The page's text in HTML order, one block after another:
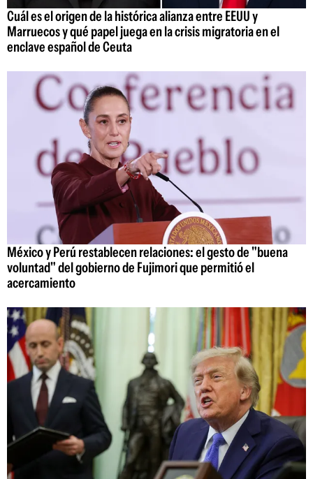
Cuál es el origen de la histórica alianza entre EEUU y
Marruecos y qué papel juega en la crisis migratoria en el
enclave español de Ceuta
México y Perú restablecen relaciones: el gesto de "buena
voluntad" del gobierno de Fujimori que permitió el
acercamiento